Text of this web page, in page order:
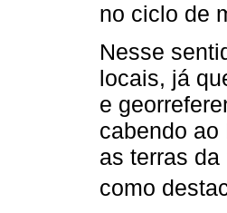
no ciclo de
Nesse
locais, já
e
cabendo ao
as terras
como